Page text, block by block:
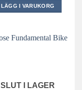
LÄGG I VARUKORG
SLUT I LAGER